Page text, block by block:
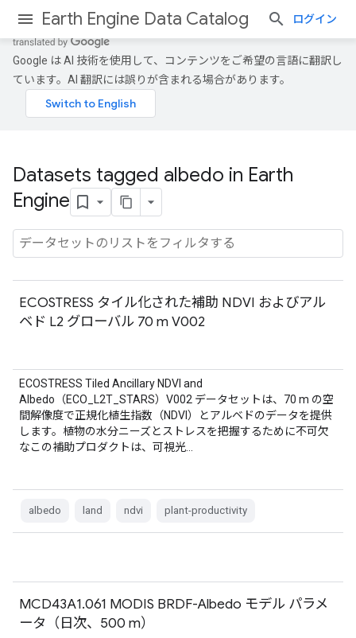
Earth Engine Data Catalog ログイン
Google は AI 技術を使用して、コンテンツをご希望の言語に翻訳し
ています。AI 翻訳には誤りが含まれる場合があります。
Datasets tagged albedo in Earth
Engine
ECOSTRESS タイル化された補助 NDVI およびアル
ベド L2 グローバル 70 m V002
ECOSTRESS Tiled Ancillary NDVI and
Albedo（ECO_L2T_STARS）V002 データセットは、70 m の空
間解像度で正規化植生指数（NDVI）とアルベドのデータを提供
します。植物の水分ニーズとストレスを把握するために不可欠
なこの補助プロダクトは、可視光…
albedo land ndvi plant-productivity
MCD43A1.061 MODIS BRDF-Albedo モデル パラメ
ータ（日次、500 m）